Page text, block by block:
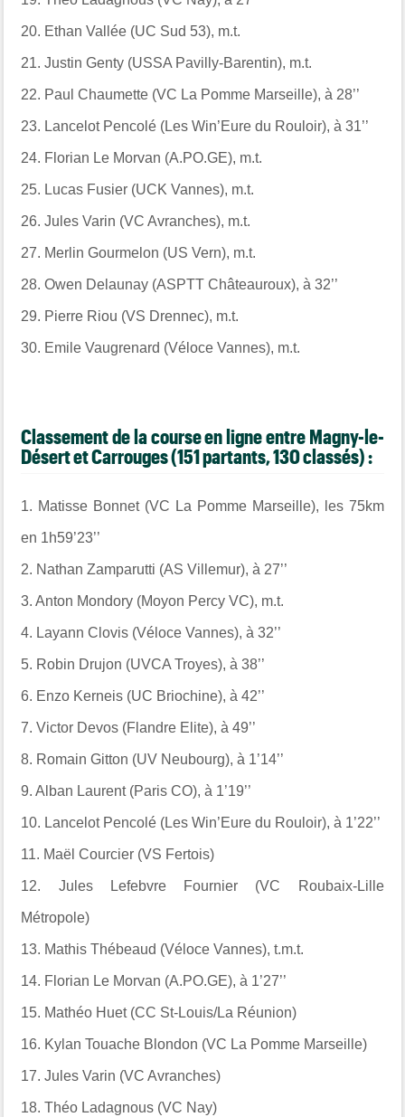
20. Ethan Vallée (UC Sud 53), m.t.
21. Justin Genty (USSA Pavilly-Barentin), m.t.
22. Paul Chaumette (VC La Pomme Marseille), à 28’’
23. Lancelot Pencolé (Les Win’Eure du Rouloir), à 31’’
24. Florian Le Morvan (A.PO.GE), m.t.
25. Lucas Fusier (UCK Vannes), m.t.
26. Jules Varin (VC Avranches), m.t.
27. Merlin Gourmelon (US Vern), m.t.
28. Owen Delaunay (ASPTT Châteauroux), à 32’’
29. Pierre Riou (VS Drennec), m.t.
30. Emile Vaugrenard (Véloce Vannes), m.t.
Classement de la course en ligne entre Magny-le-
Désert et Carrouges (151 partants, 130 classés) :
1. Matisse Bonnet (VC La Pomme Marseille), les 75km
en 1h59’23’’
2. Nathan Zamparutti (AS Villemur), à 27’’
3. Anton Mondory (Moyon Percy VC), m.t.
4. Layann Clovis (Véloce Vannes), à 32’’
5. Robin Drujon (UVCA Troyes), à 38’’
6. Enzo Kerneis (UC Briochine), à 42’’
7. Victor Devos (Flandre Elite), à 49’’
8. Romain Gitton (UV Neubourg), à 1’14’’
9. Alban Laurent (Paris CO), à 1’19’’
10. Lancelot Pencolé (Les Win’Eure du Rouloir), à 1’22’’
11. Maël Courcier (VS Fertois)
12. Jules Lefebvre Fournier (VC Roubaix-Lille
Métropole)
13. Mathis Thébeaud (Véloce Vannes), t.m.t.
14. Florian Le Morvan (A.PO.GE), à 1’27’’
15. Mathéo Huet (CC St-Louis/La Réunion)
16. Kylan Touache Blondon (VC La Pomme Marseille)
17. Jules Varin (VC Avranches)
18. Théo Ladagnous (VC Nay)